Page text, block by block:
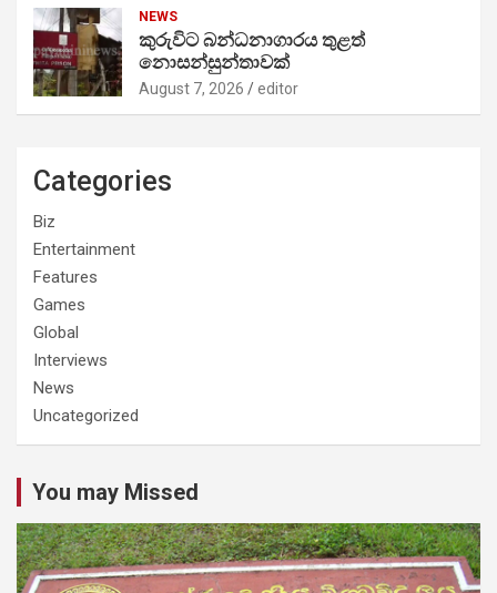
NEWS
කුරුවිට බන්ධනාගාරය තුළත්
නොසන්සුන්තාවක්
August 7, 2026 editor
Categories
Biz
Entertainment
Features
Games
Global
Interviews
News
Uncategorized
You may Missed